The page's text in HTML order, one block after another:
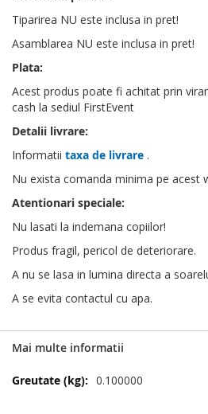
Tiparirea NU este inclusa in pret!
Asamblarea NU este inclusa in pret!
Plata:
Acest produs poate fi achitat prin
cash la sediul FirstEvent
Detalii livrare:
Informatii taxa de livrare .
Nu exista comanda minima pe acest
Atentionari speciale:
Nu lasati la indemana copiilor!
Produs fragil, pericol de deteriorare.
A nu se lasa in lumina directa a
A se evita contactul cu apa.
Mai multe informatii
Mai
0.100000